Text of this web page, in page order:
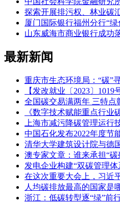
探索开展排污权、林业碳
厦门国际银行福州分行“
山东威海市商业银行成功
最新新闻
重庆市生态环境局：“碳”
【发改就业〔2023〕
全国碳交易满两年 三特点
《数字技术赋能重点行业
上海市减污降碳管理运行
中国石化发布2022年度节
清华大学建筑设计院与德
澳专家文章：谁来承担“碳
发电企业构建“双碳管理
在这次重要大会上，习近
人均碳排放最高的国家是
浙江：低碳转型逐“绿”前